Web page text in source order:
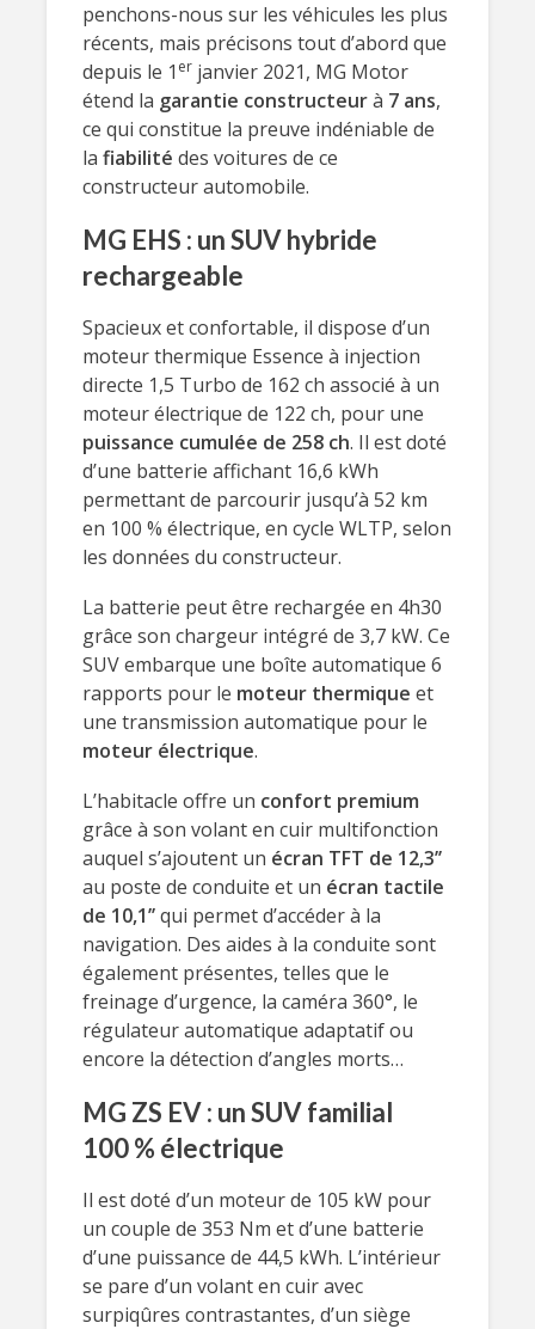
penchons-nous sur les véhicules les plus
récents, mais précisons tout d’abord que
depuis le 1 er janvier 2021, MG Motor
étend la garantie constructeurà 7 ans,
ce qui constitue la preuve indéniable de
la fiabilité des voitures de ce
constructeur automobile.
MG EHS : un SUV hybride
rechargeable
Spacieux et confortable, il dispose d’un
moteur thermique Essence à injection
directe 1,5 Turbo de 162 ch associé à un
moteur électrique de 122 ch, pour une
puissance cumulée de 258 ch. Il est doté
d’une batterie affichant 16,6 kWh
permettant de parcourir jusqu’à 52 km
en 100 % électrique, en cycle WLTP, selon
les données du constructeur.
La batterie peut être rechargée en 4h30
grâce son chargeur intégré de 3,7 kW. Ce
SUV embarque une boîte automatique 6
rapports pour le moteur thermique et
une transmission automatique pour le
moteur électrique.
L’habitacle offre un confort premium
grâce à son volant en cuir multifonction
auquel s’ajoutent un écran TFT de 12,3’’
au poste de conduite et un écran tactile
de 10,1’’qui permet d’accéder à la
navigation. Des aides à la conduite sont
également présentes, telles que le
freinage d’urgence, la caméra 360°, le
régulateur automatique adaptatif ou
encore la détection d’angles morts…
MG ZS EV : un SUV familial
100 % électrique
Il est doté d’un moteur de 105 kW pour
un couple de 353 Nm et d’une batterie
d’une puissance de 44,5 kWh. L’intérieur
se pare d’un volant en cuir avec
surpiqûres contrastantes, d’un siège